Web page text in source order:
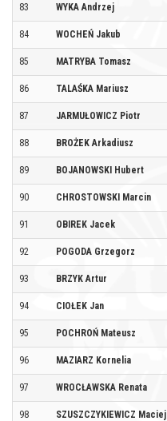
83 WYKA Andrzej
84 WOCHEŃ Jakub
85 MATRYBA Tomasz
86 TALAŚKA Mariusz
87 JARMUŁOWICZ Piotr
88 BROŻEK Arkadiusz
89 BOJANOWSKI Hubert
90 CHROSTOWSKI Marcin
91 OBIREK Jacek
92 POGODA Grzegorz
93 BRZYK Artur
94 CIOŁEK Jan
95 POCHROŃ Mateusz
96 MAZIARZ Kornelia
97 WROCŁAWSKA Renata
98 SZUSZCZYKIEWICZ Maciej